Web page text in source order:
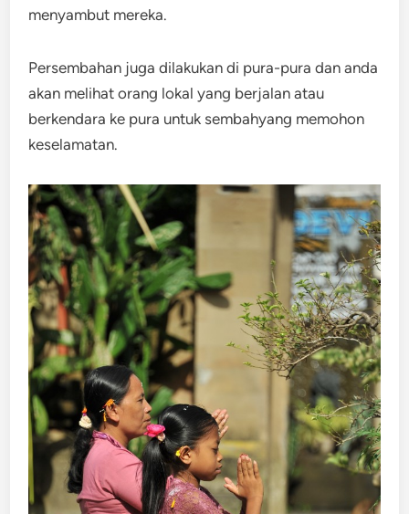
menyambut mereka.
Persembahan juga dilakukan di pura-pura dan anda
akan melihat orang lokal yang berjalan atau
berkendara ke pura untuk sembahyang memohon
keselamatan.